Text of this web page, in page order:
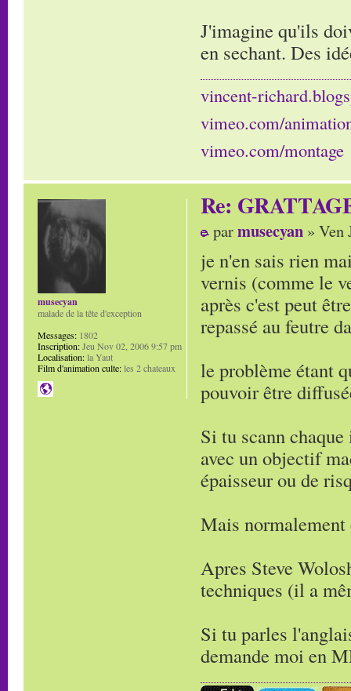
J'imagine qu'ils
en sechant. Des
vincent-
vimeo.com/
vimeo.com/montage
Re:
parmusecyan » Ven
je n'en sais rien
vernis (comme le
après c'est peut
repassé au feutre
le problème étant
pouvoir être
Si tu scann
avec un objectif
épaisseur ou de
Mais
Apres Steve
techniques (il a
Si tu parles
demande moi en
musecyan
malade de la tête d'exception
Messages: 1802
Inscription:Jeu Nov 02, 2006 9:57 pm
Localisation:la Yaut
Film d'animation culte:les 2 chateaux